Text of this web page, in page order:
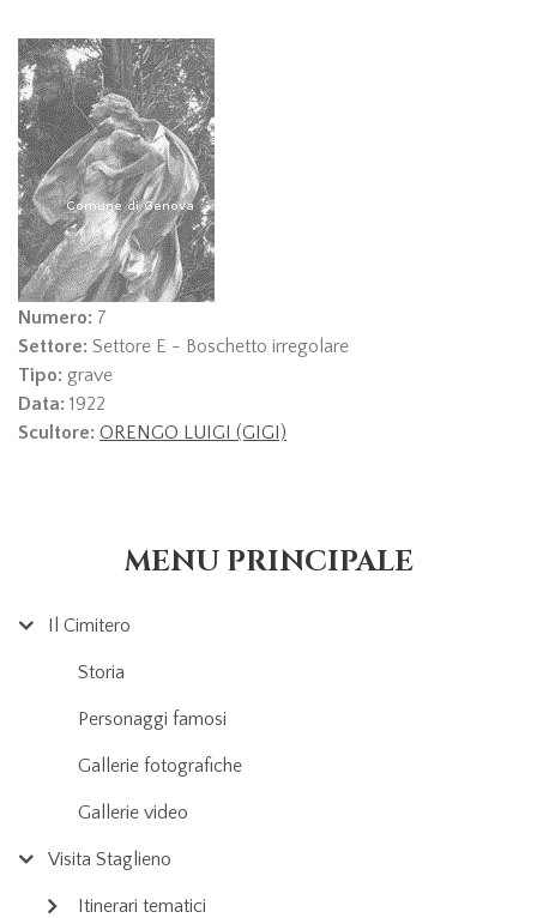
Numero: 7
Settore: Settore E - Boschetto irregolare
Tipo: grave
Data: 1922
Scultore: ORENGO LUIGI (GIGI)
MENU PRINCIPALE
Il Cimitero
Storia
Personaggi famosi
Gallerie fotografiche
Gallerie video
Visita Staglieno
Itinerari tematici